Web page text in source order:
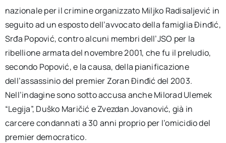
nazionale per il crimine organizzato Miljko Radisaljević in
seguito ad un esposto dell’avvocato della famiglia Đinđić,
Srđa Popović, contro alcuni membri dell’JSO per la
ribellione armata del novembre 2001, che fu il preludio,
secondo Popović, e la causa, della pianificazione
dell’assassinio del premier Zoran Đinđić del 2003.
Nell’indagine sono sotto accusa anche Milorad Ulemek
“Legija”, Duško Maričić e Zvezdan Jovanović, già in
carcere condannati a 30 anni proprio per l’omicidio del
premier democratico.